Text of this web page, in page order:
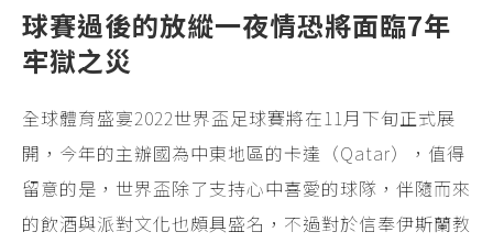
球賽過後的放縱一夜情恐將面臨7年
牢獄之災
全球體育盛宴2022世界盃足球賽將在11月下旬正式展
開，今年的主辦國為中東地區的卡達（Qatar），值得
留意的是，世界盃除了支持心中喜愛的球隊，伴隨而來
的飲酒與派對文化也頗具盛名，不過對於信奉伊斯蘭教